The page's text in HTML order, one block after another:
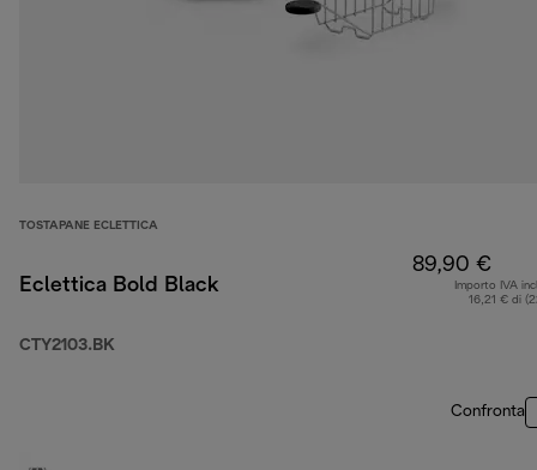
TOSTAPANE ECLETTICA
Eclettica Bold Black
CTY2103.BK
89,90 €
Importo IVA
16,21 € di
Confronta